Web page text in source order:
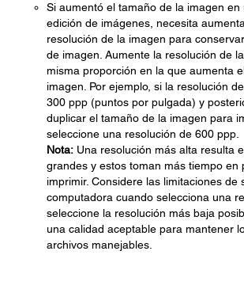
Si aumentó el tamaño de la imagen
edición de imágenes, necesita
resolución de la imagen para
de imagen. Aumente la resolución de
misma proporción en la que aumenta
imagen. Por ejemplo, si la resolución
300 ppp (puntos por pulgada) y
duplicar el tamaño de la imagen para
seleccione una resolución de 600 ppp.
Nota: Una resolución más alta resulta
grandes y estos toman más tiempo en
imprimir. Considere las limitaciones de
computadora cuando selecciona una
seleccione la resolución más baja
una calidad aceptable para mantener
archivos manejables.